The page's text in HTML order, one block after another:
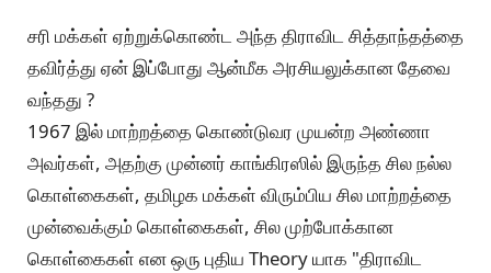
சரி மக்கள் ஏற்றுக்கொண்ட அந்த திராவிட சித்தாந்தத்தை
தவிர்த்து ஏன் இப்போது ஆன்மீக அரசியலுக்கான தேவை
வந்தது ?
1967 இல் மாற்றத்தை கொண்டுவர முயன்ற அண்ணா
அவர்கள், அதற்கு முன்னர் காங்கிரஸில் இருந்த சில நல்ல
கொள்கைகள், தமிழக மக்கள் விரும்பிய சில மாற்றத்தை
முன்வைக்கும் கொள்கைகள், சில முற்போக்கான
கொள்கைகள் என ஒரு புதிய Theory யாக "திராவிட